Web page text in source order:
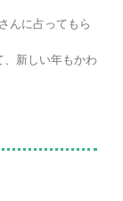
んに占ってもら
新しい年もかわ